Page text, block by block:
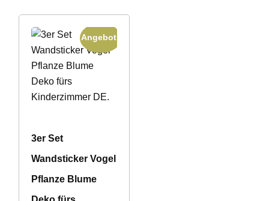
Angebot!
3er Set
Wandsticker Vogel
Pflanze Blume